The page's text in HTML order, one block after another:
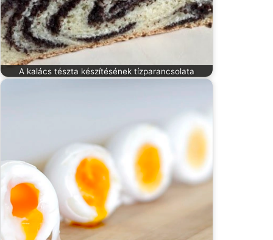
A kalács tészta készítésének tízparancsolata